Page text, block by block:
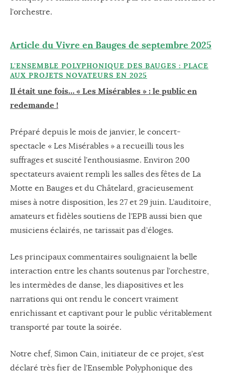
l’orchestre.
Article du Vivre en Bauges de septembre 2025
L’ENSEMBLE POLYPHONIQUE DES BAUGES : PLACE
AUX PROJETS NOVATEURS EN 2025
Il était une fois… « Les Misérables » : le public en
redemande !
Préparé depuis le mois de janvier, le concert-
spectacle « Les Misérables » a recueilli tous les
suffrages et suscité l’enthousiasme. Environ 200
spectateurs avaient rempli les salles des fêtes de La
Motte en Bauges et du Châtelard, gracieusement
mises à notre disposition, les 27 et 29 juin. L’auditoire,
amateurs et fidèles soutiens de l’EPB aussi bien que
musiciens éclairés, ne tarissait pas d’éloges.
Les principaux commentaires soulignaient la belle
interaction entre les chants soutenus par l’orchestre,
les intermèdes de danse, les diapositives et les
narrations qui ont rendu le concert vraiment
enrichissant et captivant pour le public véritablement
transporté par toute la soirée.
Notre chef, Simon Cain, initiateur de ce projet, s’est
déclaré très fier de l’Ensemble Polyphonique des